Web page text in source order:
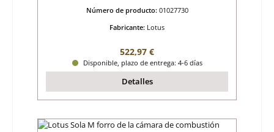
Número de producto: 01027730
Fabricante: Lotus
Precio normal:
522,97 €
Disponible, plazo de entrega: 4-6 días
Detalles